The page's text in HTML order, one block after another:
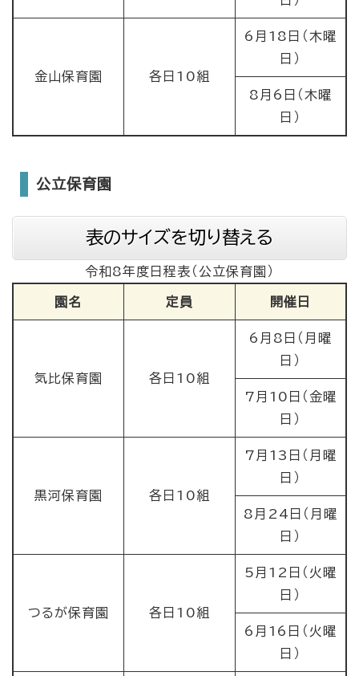
金山保育園 各日10組
6月18日（木曜
日）
8月6日（木曜
日）
公立保育園
表のサイズを切り替える
令和8年度日程表（公立保育園）
園名 定員 開催日
気比保育園 各日10組
6月8日（月曜
日）
7月10日（金曜
日）
黒河保育園 各日10組
7月13日（月曜
日）
8月24日（月曜
日）
つるが保育園 各日10組
5月12日（火曜
日）
6月16日（火曜
日）